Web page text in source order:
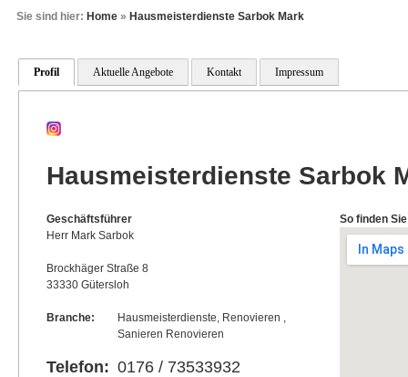
Sie sind hier: Home » Hausmeisterdienste Sarbok Mark
Profil Aktuelle Angebote Kontakt Impressum
Hausmeisterdienste Sarbok
Geschäftsführer
Herr Mark Sarbok
Brockhäger Straße 8
33330 Gütersloh
Branche:
Hausmeisterdienste, Renovieren ,
Sanieren Renovieren
Telefon: 0176 / 73533932
So finden